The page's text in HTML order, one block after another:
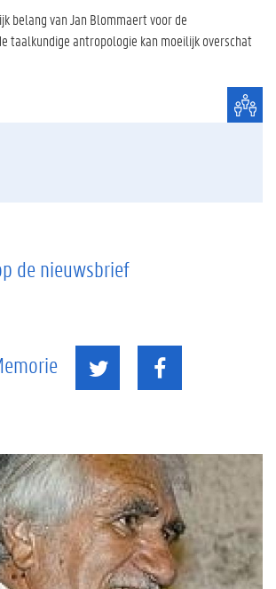
belang van Jan Blommaert voor de
taalkundige antropologie kan moeilijk overschat
de nieuwsbrief
i
t
t
e
F
e
b
o
o